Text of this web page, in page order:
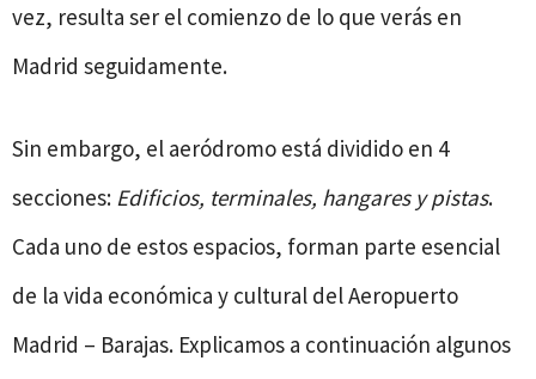
vez, resulta ser el comienzo de lo que verás en
Madrid seguidamente.
Sin embargo, el aeródromo está dividido en 4
secciones: Edificios, terminales, hangares y pistas.
Cada uno de estos espacios, forman parte esencial
de la vida económica y cultural del Aeropuerto
Madrid – Barajas. Explicamos a continuación algunos